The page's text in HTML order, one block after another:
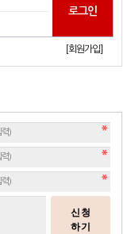
[회원가입]
신청
하기